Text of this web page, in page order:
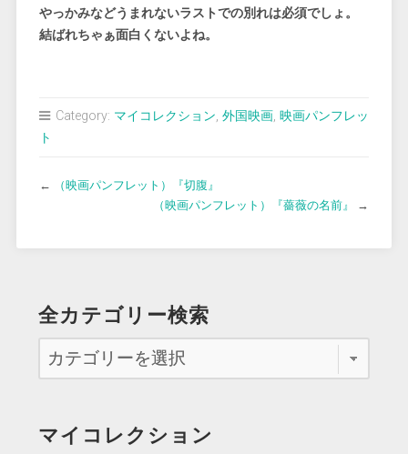
やっかみなどうまれないラストでの別れは必須でしょ。
結ばれちゃぁ面白くないよね。
Category: マイコレクション, 外国映画, 映画パンフレッ
ト
←
（映画パンフレット）『切腹』
（映画パンフレット）『薔薇の名前』
→
全カテゴリー検索
マイコレクション